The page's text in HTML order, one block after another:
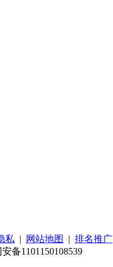
私 | 网站地图 | 排名推广
备1101150108539